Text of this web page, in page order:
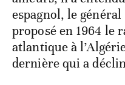
espagnol, le
proposé en 1964 le
atlantique à
dernière qui a